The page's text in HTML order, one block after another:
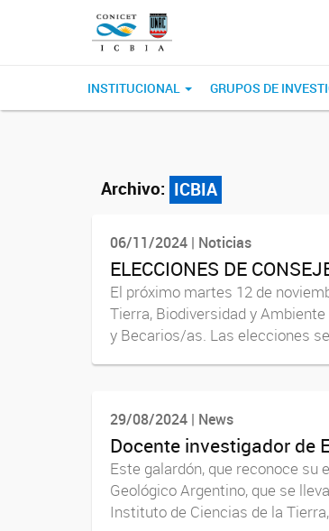
INSTITUCIONAL GRUPOS DE
Archivo: ICBIA
06/11/2024 | Noticias
ELECCIONES DE
El próximo martes 12 de
Tierra, Biodiversidad y
y Becarios/as. Las elecciones
29/08/2024 | News
Docente investigador de
Este galardón, que reconoce su
Geológico Argentino, que se
Instituto de Ciencias de la